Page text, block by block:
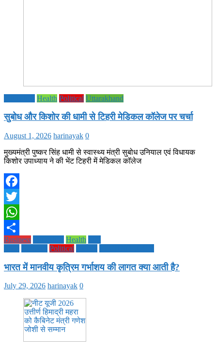
Health Political Uttarakhand
सुबोध और किशोर की धामी से टिहरी मेडिकल कॉलेज पर चर्चा
August 1, 2026 harinayak 0
मुख्यमंत्री पुष्कर सिंह धामी से स्वास्थ्य मंत्री सुबोध उनियाल एवं विधायक
किशोर उपाध्याय ने की भेंट टिहरी में मेडिकल कॉलेज
Facebook
Twitter
WhatsApp
Share
Business Health
Political
भारत में मानवीय कृत्रिम गर्भाशय की लागत क्या आती है?
July 29, 2026 harinayak 0